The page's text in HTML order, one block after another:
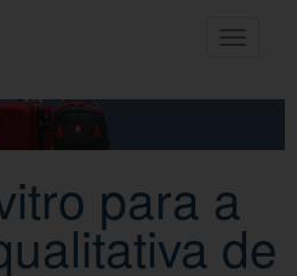
Toggle
para a
de